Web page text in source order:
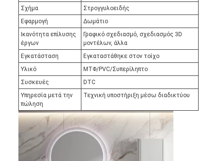
Σχήμα
Στρογγυλοειδής
Εφαρμογή
Δωμάτιο
Ικανότητα επίλυσης
έργων
Γραφικό σχεδιασμό, σχεδιασμός 3D
μοντέλων, άλλα
Εγκατάσταση
Εγκαταστάθηκε στον τοίχο
Υλικό
ΜΤΦ/PVC/Συπερίληπτο
Συσκευές
DTC
Υπηρεσία μετά την
πώληση
Τεχνική υποστήριξη μέσω διαδικτύου